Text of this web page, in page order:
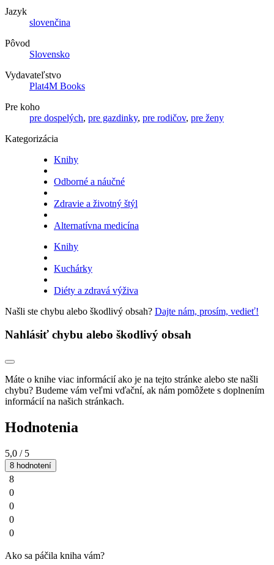
Jazyk
slovenčina
Pôvod
Slovensko
Vydavateľstvo
Plat4M Books
Pre koho
pre dospelých, pre gazdinky, pre rodičov, pre ženy
Kategorizácia
Knihy
Odborné a náučné
Zdravie a životný štýl
Alternatívna medicína
Knihy
Kuchárky
Diéty a zdravá výživa
Našli ste chybu alebo škodlivý obsah? Dajte nám, prosím, vedieť!
Nahlásiť chybu alebo škodlivý obsah
Máte o knihe viac informácií ako je na tejto stránke alebo ste našli
chybu? Budeme vám veľmi vďační, ak nám pomôžete s doplnením
informácií na našich stránkach.
Hodnotenia
5,0 / 5
8 hodnotení
8
0
0
0
0
Ako sa páčila kniha vám?